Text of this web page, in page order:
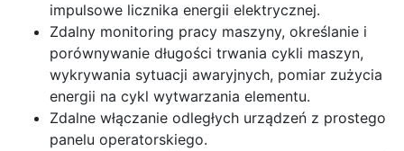
impulsowe licznika energii elektrycznej.
Zdalny monitoring pracy maszyny, określanie i
porównywanie długości trwania cykli maszyn,
wykrywania sytuacji awaryjnych, pomiar zużycia
energii na cykl wytwarzania elementu.
Zdalne włączanie odległych urządzeń z prostego
panelu operatorskiego.